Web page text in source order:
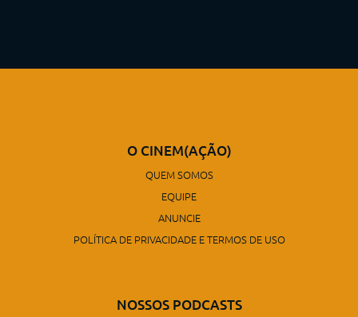
O CINEM(AÇÃO)
QUEM SOMOS
EQUIPE
ANUNCIE
POLÍTICA DE PRIVACIDADE E TERMOS DE USO
NOSSOS PODCASTS